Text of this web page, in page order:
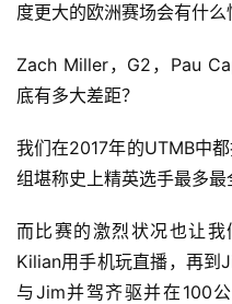
度更大的欧洲赛场会有什么
Zach Miller，G2，Pau
底有多大差距？
我们在2017年的UTMB中
组堪称史上精英选手最多最
而比赛的激烈状况也让
Kilian用手机玩直播，再到
与Jim并驾齐驱并在100